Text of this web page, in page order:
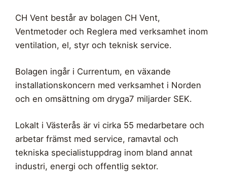
CH Vent består av bolagen CH Vent,
Ventmetoder och Reglera med verksamhet inom
ventilation, el, styr och teknisk service.
Bolagen ingår i Currentum, en växande
installationskoncern med verksamhet i Norden
och en omsättning om dryga7 miljarder SEK.
Lokalt i Västerås är vi cirka 55 medarbetare och
arbetar främst med service, ramavtal och
tekniska specialistuppdrag inom bland annat
industri, energi och offentlig sektor.